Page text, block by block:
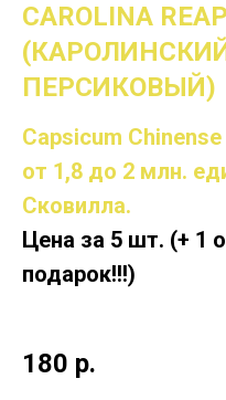
CAROLINA
ПЕРСИКОВЫЙ)
Capsicum Chinense
от 1,8 до 2 млн.
Сковилла.
Цена за 5 шт. (+ 1
подарок!!!)
180 р.